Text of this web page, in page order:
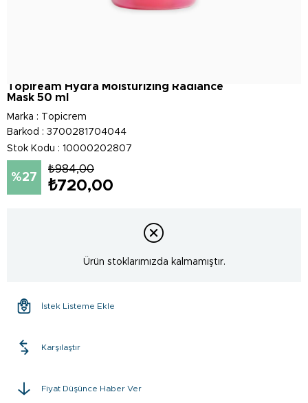
Topiream Hydra Moisturizing Radiance
Mask 50 ml
Marka :
Topicrem
Barkod : 3700281704044
Stok Kodu
10000202807
27
₺984,00
₺720,00
Ürün stoklarımızda kalmamıştır.
İstek Listeme Ekle
Karşılaştır
Fiyat Düşünce Haber Ver